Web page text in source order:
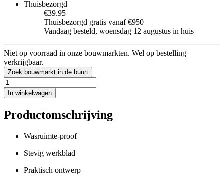
Thuisbezorgd
€39.95
Thuisbezorgd gratis vanaf €950
Vandaag besteld, woensdag 12 augustus in huis
Niet op voorraad in onze bouwmarkten. Wel op bestelling
verkrijgbaar.
Zoek bouwmarkt in de buurt
In winkelwagen
Productomschrijving
Wasruimte-proof
Stevig werkblad
Praktisch ontwerp